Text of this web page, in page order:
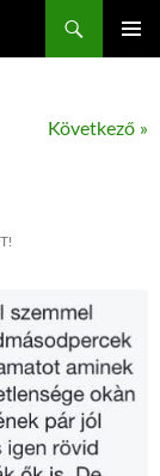
Következő »